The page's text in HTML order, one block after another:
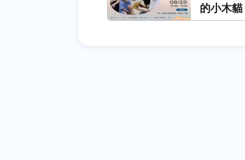
的小木貓